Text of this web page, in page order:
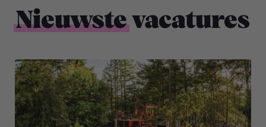
Nieuwstevacatures